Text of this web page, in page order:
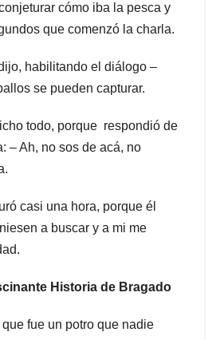
cómo iba la pesca y
que comenzó la charla.
habilitando el diálogo –
se pueden capturar.
todo, porque respondió de
– Ah, no sos de acá, no
casi una hora, porque él
a buscar y a mi me
Historia de Bragado
fue un potro que nadie